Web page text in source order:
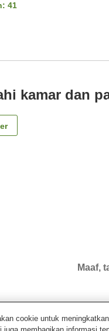
41
kamar dan
Maaf,
cookie untuk